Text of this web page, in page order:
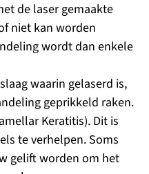
de laser gemaakte
niet kan worden
wordt dan enkele
waarin gelaserd is,
geprikkeld raken.
Keratitis). Dit is
te verhelpen. Soms
gelift worden om het